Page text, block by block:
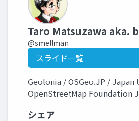
Taro Matsuzawa aka.
@smellman
スライド一覧
Geolonia / OSGeo.JP / Japan
OpenStreetMap Foundation
シェア